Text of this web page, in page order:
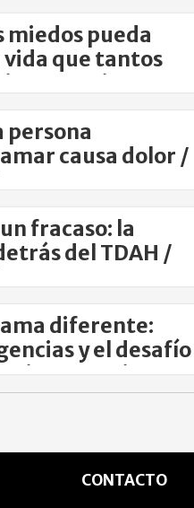
miedos pueda
que tantos
Atencio
persona
causa dolor /
fracaso: la
del TDAH /
diferente:
y el desafío
Atencio
CONTACTO